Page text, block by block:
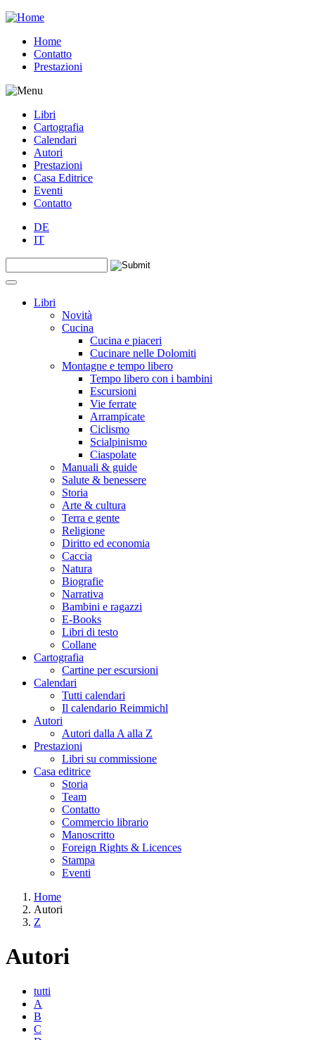
Jump to navigation
Home
Contatto
Prestazioni
Libri
Cartografia
Calendari
Autori
Prestazioni
Casa Editrice
Eventi
Contatto
DE
IT
Form di ricerca
Libri
Novità
Cucina
Cucina e piaceri
Cucinare nelle Dolomiti
Montagne e tempo libero
Tempo libero con i bambini
Escursioni
Vie ferrate
Arrampicate
Ciclismo
Scialpinismo
Ciaspolate
Manuali & guide
Salute & benessere
Storia
Arte & cultura
Terra e gente
Religione
Diritto ed economia
Caccia
Natura
Biografie
Narrativa
Bambini e ragazzi
E-Books
Libri di testo
Collane
Cartografia
Cartine per escursioni
Calendari
Tutti calendari
Il calendario Reimmichl
Autori
Autori dalla A alla Z
Prestazioni
Libri su commissione
Casa editrice
Storia
Team
Contatto
Commercio librario
Manoscritto
Foreign Rights & Licences
Stampa
Eventi
Tu sei qui
Home
Autori
Z
Autori
tutti
A
B
C